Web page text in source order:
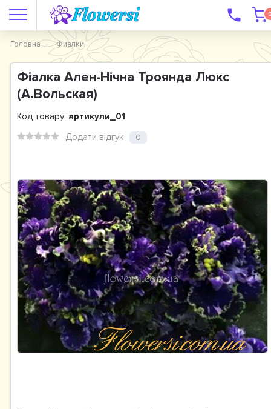
Головна Фиалки.
Фіалка Ален-Нічна Троянда Люкс
(А.Вольская)
Код товару: артикули_01
Додати відгук
0